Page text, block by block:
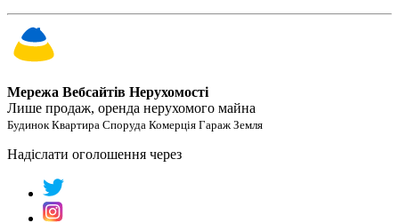
Мережа Вебсайтів Нерухомості
Лише продаж, оренда нерухомого майна
Будинок Квартира Споруда Комерція Гараж Земля
Надіслати оголошення через